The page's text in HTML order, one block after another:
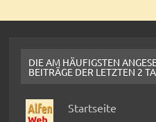
DIE AM HÄUFIGSTEN
BEITRÄGE DER LETZTEN 2
Startseite